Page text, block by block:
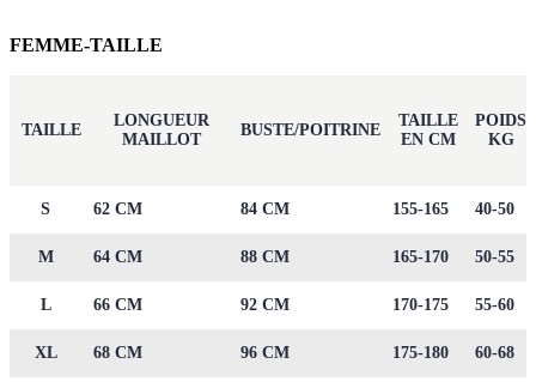
FEMME-TAILLE
TAILLE
LONGUEUR
MAILLOT
BUSTE/POITRINE
TAILLE
EN CM
POIDS
KG
S 62 CM 84 CM 155-165 40-50
M 64 CM 88 CM 165-170 50-55
L 66 CM 92 CM 170-175 55-60
XL 68 CM 96 CM 175-180 60-68